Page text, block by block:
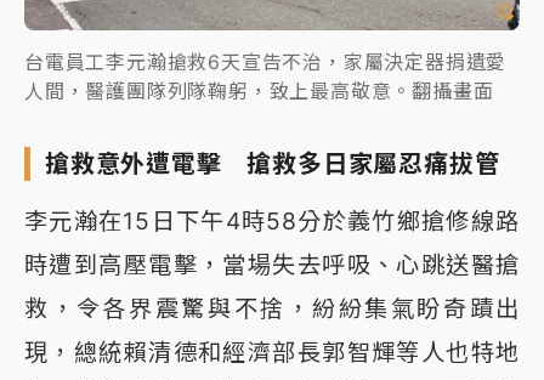
台電員工李元瀚搶救6天宣告不治，家屬決定器捐遺愛
人間，醫護團隊列隊鞠躬，致上最高敬意。翻攝畫面
搶救意外遭電擊 搶救多日家屬忍痛拔管
李元瀚在15日下午4時58分於義竹鄉搶修線路
時遭到高壓電擊，當場失去呼吸、心跳送醫搶
救，令各界震驚與不捨，紛紛集氣盼奇蹟出
現，總統賴清德和經濟部長郭智輝等人也特地